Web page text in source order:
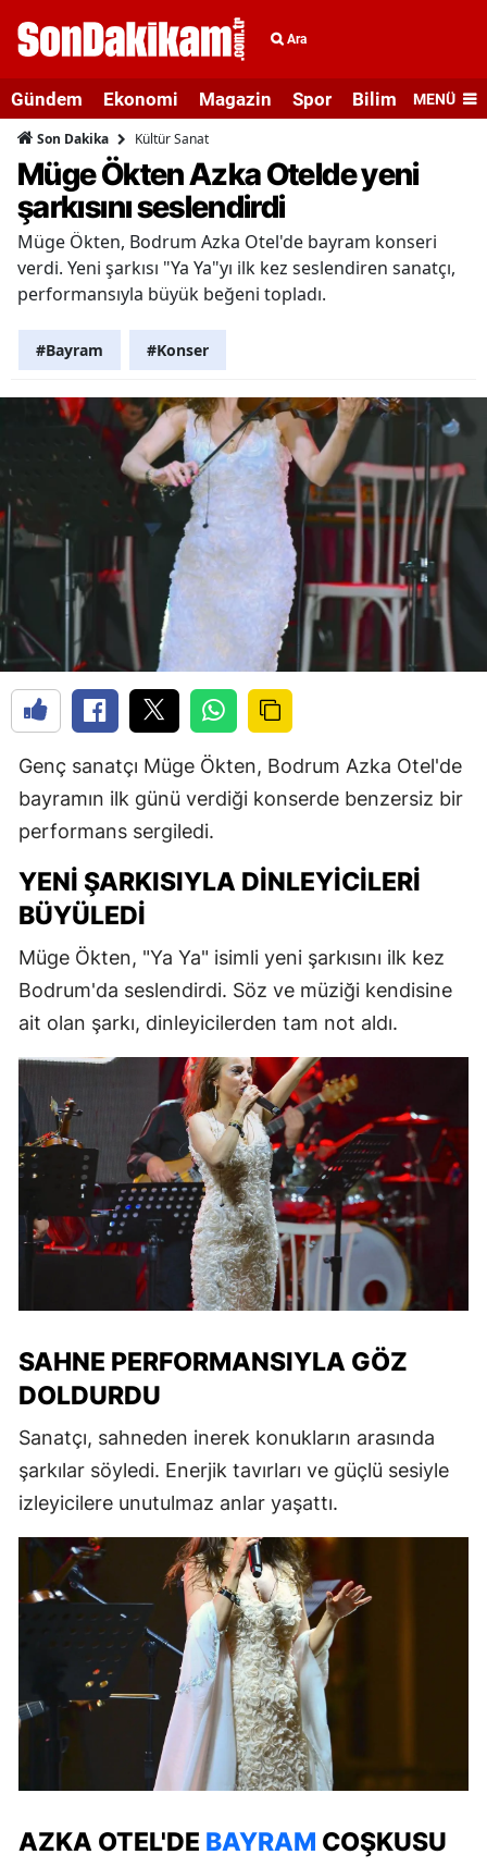
Ara
Gündem Ekonomi Magazin Spor Bilim veMENÜ
Son Dakika Kültür Sanat
Müge Ökten Azka Otelde yeni
şarkısını seslendirdi
Müge Ökten, Bodrum Azka Otel'de bayram konseri
verdi. Yeni şarkısı "Ya Ya"yı ilk kez seslendiren sanatçı,
performansıyla büyük beğeni topladı.
#Bayram #Konser
Genç sanatçı Müge Ökten, Bodrum Azka Otel'de
bayramın ilk günü verdiği konserde benzersiz bir
performans sergiledi.
YENI ŞARKISIYLA DINLEYICILERI
BÜYÜLEDI
Müge Ökten, "Ya Ya" isimli yeni şarkısını ilk kez
Bodrum'da seslendirdi. Söz ve müziği kendisine
ait olan şarkı, dinleyicilerden tam not aldı.
SAHNE PERFORMANSIYLA GÖZ
DOLDURDU
Sanatçı, sahneden inerek konukların arasında
şarkılar söyledi. Enerjik tavırları ve güçlü sesiyle
izleyicilere unutulmaz anlar yaşattı.
AZKA OTEL'DE BAYRAM COŞKUSU